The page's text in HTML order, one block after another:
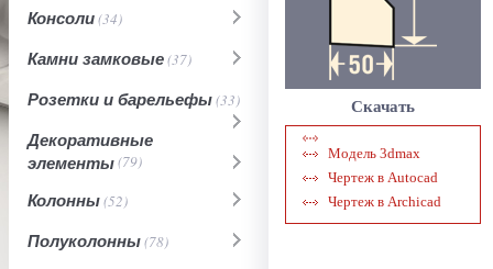
Консоли(34)
Камни замковые(37)
Розетки и барельефы(33)
Декоративные
элементы(79)
Колонны(52)
Полуколонны(78)
Скачать
Модель 3dmax
Чертеж в Autocad
Чертеж в Archicad